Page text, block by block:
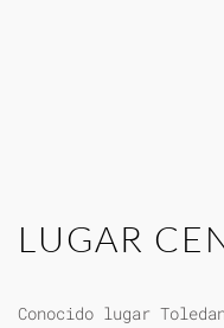
LUGAR
Conocido lugar